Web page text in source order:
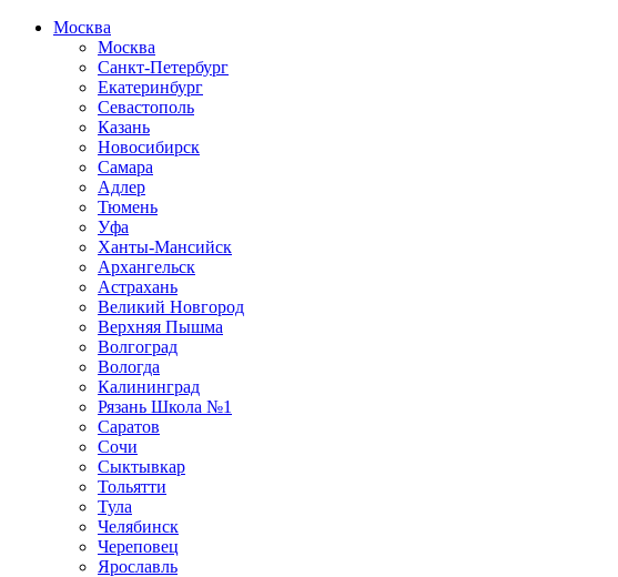
Москва
Москва
Санкт-Петербург
Екатеринбург
Севастополь
Казань
Новосибирск
Самара
Адлер
Тюмень
Уфа
Ханты-Мансийск
Архангельск
Астрахань
Великий Новгород
Верхняя Пышма
Волгоград
Вологда
Калининград
Рязань Школа №1
Саратов
Сочи
Сыктывкар
Тольятти
Тула
Челябинск
Череповец
Ярославль